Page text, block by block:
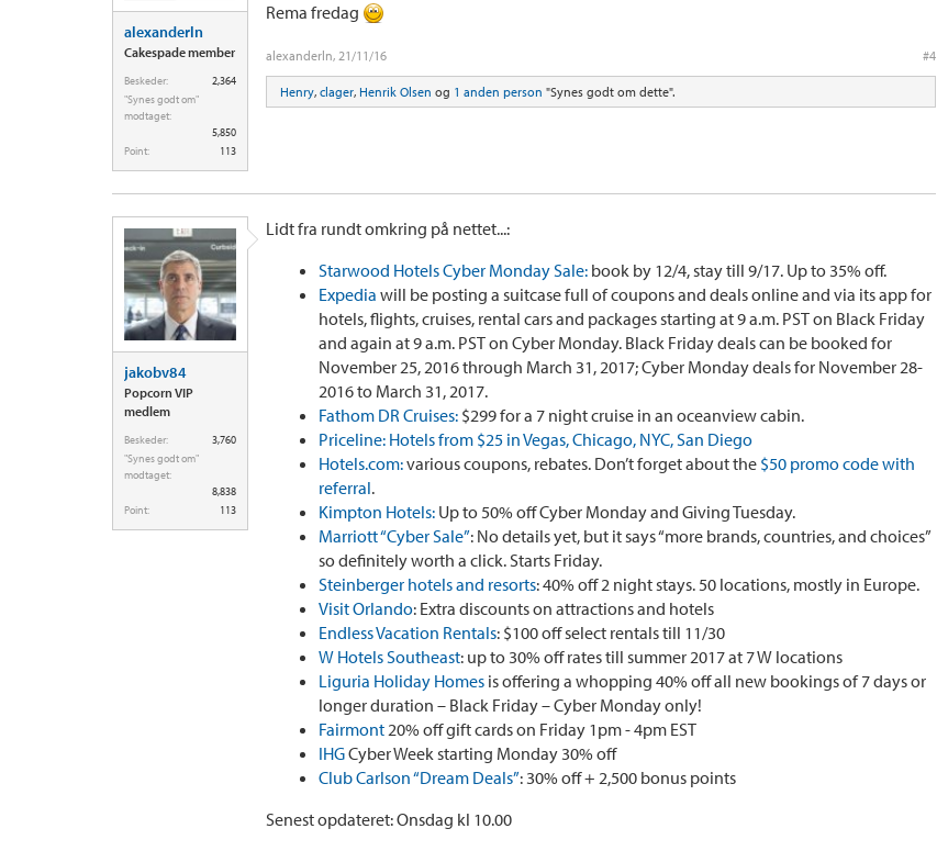
alexanderln
Cakespade member
Beskeder:
2,364
"Synes godt om"
modtaget:
5,850
Point:
113
Rema fredag
alexanderln, 21/11/16 #4
Henry, clager, Henrik Olsen og 1 anden person "Synes godt om dette".
jakobv84
Popcorn VIP
medlem
Beskeder:
3,760
"Synes godt om"
modtaget:
8,838
Point:
113
Lidt fra rundt omkring på nettet...:
Starwood Hotels Cyber Monday Sale: book by 12/4, stay till 9/17. Up to 35% off.
Expedia will be posting a suitcase full of coupons and deals online and via its app for
hotels, flights, cruises, rental cars and packages starting at 9 a.m. PST on Black Friday
and again at 9 a.m. PST on Cyber Monday. Black Friday deals can be booked for
November 25, 2016 through March 31, 2017; Cyber Monday deals for November 28-
2016 to March 31, 2017.
Fathom DR Cruises: $299 for a 7 night cruise in an oceanview cabin.
Priceline: Hotels from $25 in Vegas, Chicago, NYC, San Diego
Hotels.com:various coupons, rebates. Don’t forget about the $50 promo code with
referral.
Kimpton Hotels: Up to 50% off Cyber Monday and Giving Tuesday.
Marriott “Cyber Sale”: No details yet, but it says “more brands, countries, and choices”
so definitely worth a click. Starts Friday.
Steinberger hotels and resorts: 40% off 2 night stays. 50 locations, mostly in Europe.
Visit Orlando: Extra discounts on attractions and hotels
Endless Vacation Rentals: $100 off select rentals till 11/30
W Hotels Southeast: up to 30% off rates till summer 2017 at 7 W locations
Liguria Holiday Homes is offering a whopping 40% off all new bookings of 7 days or
longer duration – Black Friday – Cyber Monday only!
Fairmont20% off gift cards on Friday 1pm - 4pm EST
IHGCyber Week starting Monday 30% off
Club Carlson “Dream Deals”: 30% off + 2,500 bonus points
Senest opdateret: Onsdag kl 10.00